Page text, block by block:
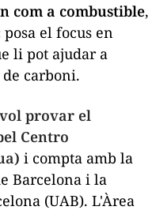
com a combustible,
el focus en
li pot ajudar a
carboni.
provar el
Centro
i compta amb la
Barcelona i la
(UAB). L'Àrea